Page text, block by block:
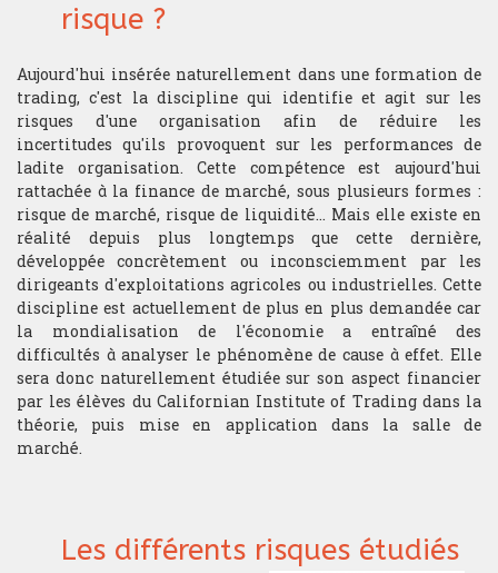
Mathématiques
Mathématiques financières
Microéconomie
Psychologie du Trading
TRADING
Gestion portefeuille
Choix sous-jacent
Gestion du risque
Analyse technique
l'expérience du trading acquises à
ouvrent les portes à différentes
carrières dans les métiers de la
finance de marché.
risque ?
Aujourd'hui insérée naturellement dans une formation de
trading, c'est la discipline qui identifie et agit sur les
risques d'une organisation afin de réduire les
incertitudes qu'ils provoquent sur les performances de
ladite organisation. Cette compétence est aujourd'hui
rattachée à la finance de marché, sous plusieurs formes :
risque de marché, risque de liquidité... Mais elle existe en
réalité depuis plus longtemps que cette dernière,
développée concrètement ou inconsciemment par les
dirigeants d'exploitations agricoles ou industrielles. Cette
discipline est actuellement de plus en plus demandée car
la mondialisation de l'économie a entraîné des
difficultés à analyser le phénomène de cause à effet. Elle
sera donc naturellement étudiée sur son aspect financier
par les élèves du Californian Institute of Trading dans la
théorie, puis mise en application dans la salle de
marché.
Les différents risques étudiés